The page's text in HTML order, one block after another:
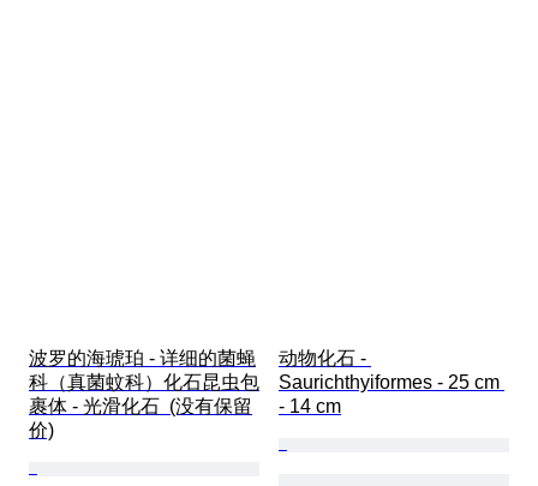
波罗的海琥珀 - 详细的菌蝇
科（真菌蚊科）化石昆虫包
裹体 - 光滑化石  (没有保留
价)
动物化石 -
Saurichthyiformes - 25 cm
- 14 cm